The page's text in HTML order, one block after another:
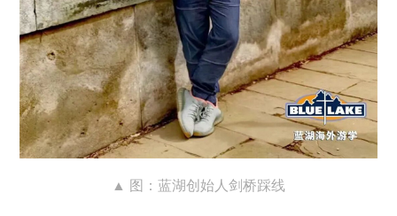
▲ 图：蓝湖创始人剑桥踩线